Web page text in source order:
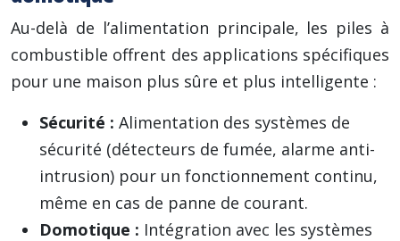
Au-delà de l’alimentation principale, les piles à
combustible offrent des applications spécifiques
pour une maison plus sûre et plus intelligente :
Sécurité : Alimentation des systèmes de
sécurité (détecteurs de fumée, alarme anti-
intrusion) pour un fonctionnement continu,
même en cas de panne de courant.
Domotique : Intégration avec les systèmes